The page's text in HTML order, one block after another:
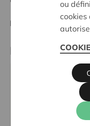
Entscheidung:
Partner
Hubbie, Jean
02 534 50 51
ou
cookies